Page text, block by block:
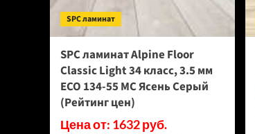
SPC ламинат
SPC ламинат Alpine Floor
Classic Light 34 класс, 3.5 мм
ECO 134-55 МС Ясень Серый
(Рейтинг цен)
Цена от: 1632 руб.